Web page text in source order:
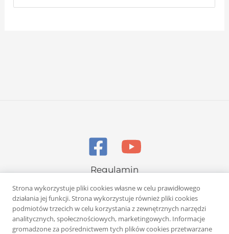
Regulamin
Polityka prywatności
Strona wykorzystuje pliki cookies własne w celu prawidłowego
działania jej funkcji. Strona wykorzystuje również pliki cookies
podmiotów trzecich w celu korzystania z zewnętrznych narzędzi
analitycznych, społecznościowych, marketingowych. Informacje
gromadzone za pośrednictwem tych plików cookies przetwarzane